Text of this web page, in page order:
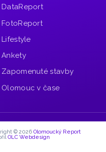
DataReport
FotoReport
Lifestyle
Ankety
Zapomenuté stavby
Olomouc v čase
© 2026 Olomoucký Report
OLC Webdesign